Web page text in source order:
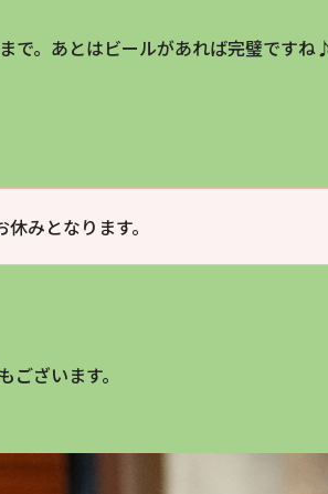
で。あとはビールがあれば完璧です
みとなります。
ざいます。